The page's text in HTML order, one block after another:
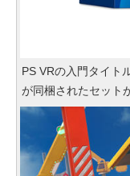
PS VRの入門タイト
が同梱されたセット